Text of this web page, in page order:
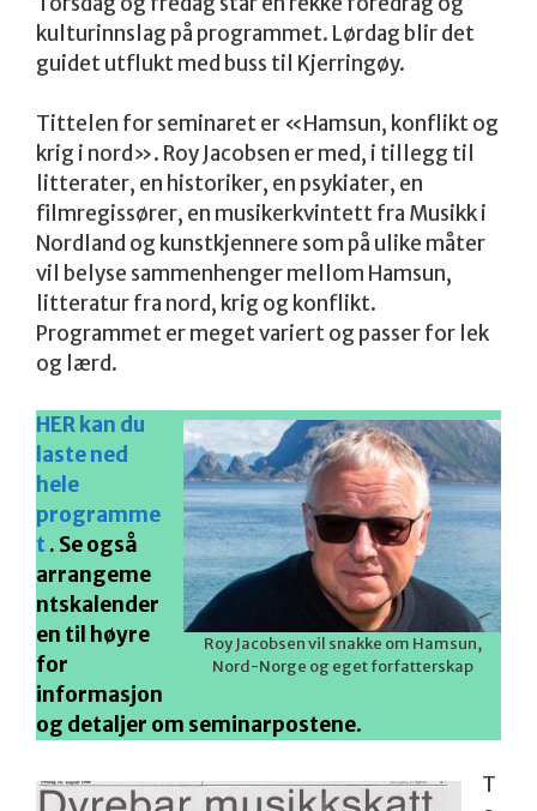
kulturinnslag på programmet. Lørdag blir det
guidet utflukt med buss til Kjerringøy.
Tittelen for seminaret er «Hamsun, konflikt og
krig i nord». Roy Jacobsen er med, i tillegg til
litterater, en historiker, en psykiater, en
filmregissører, en musikerkvintett fra Musikk i
Nordland og kunstkjennere som på ulike måter
vil belyse sammenhenger mellom Hamsun,
litteratur fra nord, krig og konflikt.
Programmet er meget variert og passer for lek
og lærd.
Roy Jacobsen vil snakke om Hamsun,
Nord-Norge og eget forfatterskap
HER kan du
laste ned
hele
programme
t . Se også
arrangeme
ntskalender
en til høyre
for
informasjon
og detaljer om seminarpostene.
T